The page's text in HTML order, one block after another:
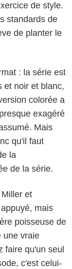
de style.
standards de
de planter le
: la série est
et noir et blanc,
colorée a
exagéré
Mais
qu'il faut
la
de la série.
et
mais
poisseuse de
une vraie
faire qu'un seul
c'est celui-